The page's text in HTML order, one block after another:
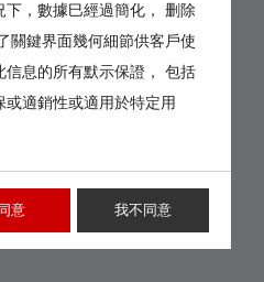
，數據巳經過簡化， 删除
關鍵界面幾何細節供客戶使
信息的所有默示保證， 包括
適銷性或適用於特定用
意 我不同意